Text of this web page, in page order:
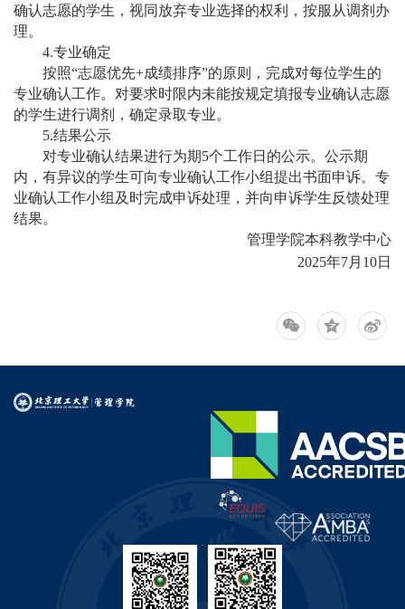
确认志愿的学生，视同放弃专业选择的权利，按服从调剂办
理。
4.专业确定
按照“志愿优先+成绩排序”的原则，完成对每位学生的
专业确认工作。对要求时限内未能按规定填报专业确认志愿
的学生进行调剂，确定录取专业。
5.结果公示
对专业确认结果进行为期5个工作日的公示。公示期
内，有异议的学生可向专业确认工作小组提出书面申诉。专
业确认工作小组及时完成申诉处理，并向申诉学生反馈处理
结果。
管理学院本科教学中心
2025年7月10日